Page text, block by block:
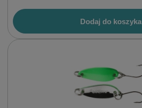
Dodaj do koszyka